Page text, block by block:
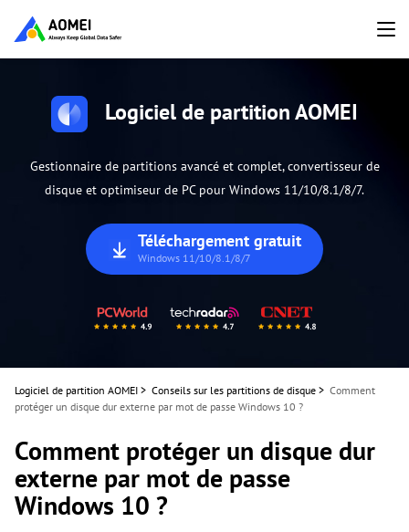
Logiciel de partition AOMEI
Gestionnaire de partitions avancé et complet, convertisseur de
disque et optimiseur de PC pour Windows 11/10/8.1/8/7.
Téléchargement gratuit
Windows 11/10/8.1/8/7
Logiciel de partition AOMEI > Conseils sur les partitions de disque > Comment
protéger un disque dur externe par mot de passe Windows 10 ?
Comment protéger un disque dur
externe par mot de passe
Windows 10 ?